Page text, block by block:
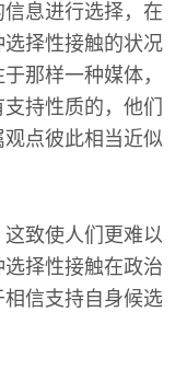
息进行选择，在
择性接触的状况
那样一种媒体，
持性质的，他们
点彼此相当近似
致使人们更难以
择性接触在政治
信支持自身候选